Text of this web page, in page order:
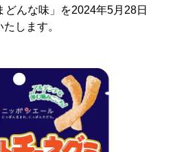
んな味」を2024年5月28日
します。